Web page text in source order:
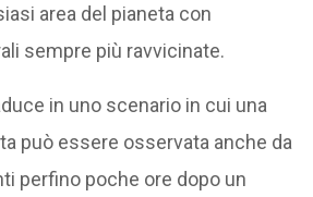
area del pianeta con
sempre più ravvicinate.
in uno scenario in cui una
può essere osservata anche da
perfino poche ore dopo un